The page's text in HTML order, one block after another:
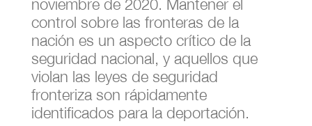
noviembre de 2020. Mantener el
control sobre las fronteras de la
nación es un aspecto crítico de la
seguridad nacional, y aquellos que
violan las leyes de seguridad
fronteriza son rápidamente
identificados para la deportación.